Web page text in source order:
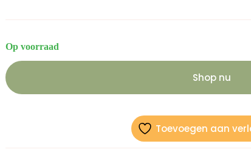
Op voorraad
Shop nu
Toevoegen aan